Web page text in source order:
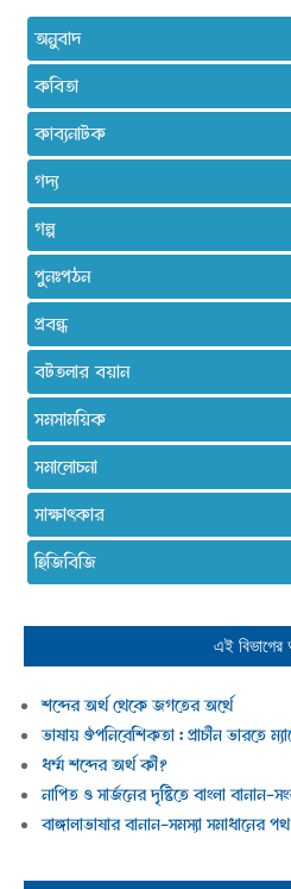
অনুবাদ
কবিতা
কাব্যনাটক
গদ্য
গল্প
পুনঃপঠন
প্রবন্ধ
বটতলার বয়ান
সমসাময়িক
সমালোচনা
সাক্ষাৎকার
হিজিবিজি
এই
শব্দের অর্থ থেকে জগতের অর্থে
ভাষায় ঔপনিবেশিকতা : প্রাচীন ভারতে
ধর্ম্ম শব্দের অর্থ কী?
নাপিত ও সার্জনের দৃষ্টিতে বাংলা বানান-
বাঙ্গালাভাষার বানান-সমস্যা সমাধানের